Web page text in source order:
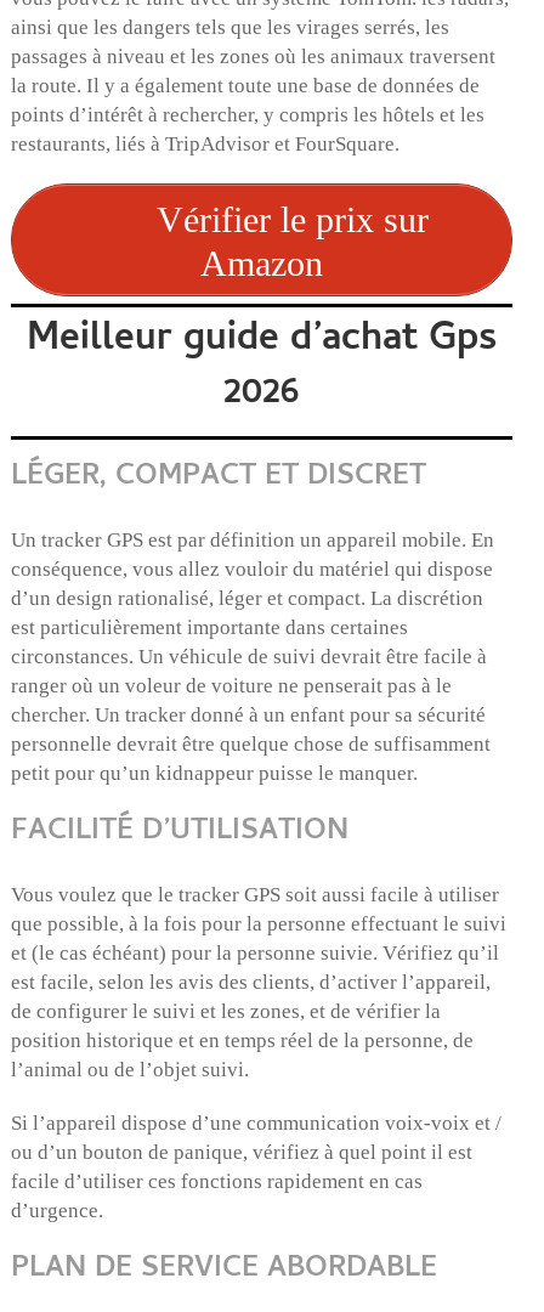
ainsi que les dangers tels que les virages serrés, les
passages à niveau et les zones où les animaux traversent
la route. Il y a également toute une base de données de
points d’intérêt à rechercher, y compris les hôtels et les
restaurants, liés à TripAdvisor et FourSquare.
Vérifier le prix sur
Amazon
Meilleur guide d’achat Gps
2026
LÉGER, COMPACT ET DISCRET
Un tracker GPS est par définition un appareil mobile. En
conséquence, vous allez vouloir du matériel qui dispose
d’un design rationalisé, léger et compact. La discrétion
est particulièrement importante dans certaines
circonstances. Un véhicule de suivi devrait être facile à
ranger où un voleur de voiture ne penserait pas à le
chercher. Un tracker donné à un enfant pour sa sécurité
personnelle devrait être quelque chose de suffisamment
petit pour qu’un kidnappeur puisse le manquer.
FACILITÉ D’UTILISATION
Vous voulez que le tracker GPS soit aussi facile à utiliser
que possible, à la fois pour la personne effectuant le suivi
et (le cas échéant) pour la personne suivie. Vérifiez qu’il
est facile, selon les avis des clients, d’activer l’appareil,
de configurer le suivi et les zones, et de vérifier la
position historique et en temps réel de la personne, de
l’animal ou de l’objet suivi.
Si l’appareil dispose d’une communication voix-voix et /
ou d’un bouton de panique, vérifiez à quel point il est
facile d’utiliser ces fonctions rapidement en cas
d’urgence.
PLAN DE SERVICE ABORDABLE